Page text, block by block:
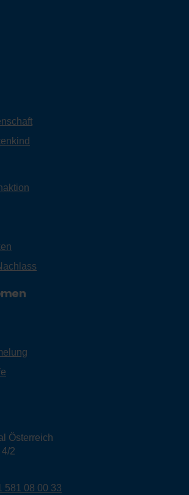
Österreich
4/2
581 08 00 33